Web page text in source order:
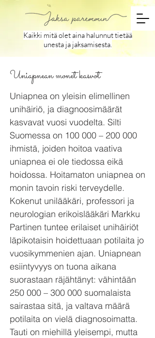
Kaikki mitä olet aina halunnut tietää
unesta ja jaksamisesta.
Uniapnean monet kasvot
Uniapnea on yleisin elimellinen
unihäiriö, ja diagnoosimäärät
kasvavat vuosi vuodelta. Silti
Suomessa on 100 000 – 200 000
ihmistä, joiden hoitoa vaativa
uniapnea ei ole tiedossa eikä
hoidossa. Hoitamaton uniapnea on
monin tavoin riski terveydelle.
Kokenut unilääkäri, professori ja
neurologian erikoislääkäri Markku
Partinen tuntee erilaiset unihäiriöt
läpikotaisin hoidettuaan potilaita jo
vuosikymmenien ajan. Uniapnean
esiintyvyys on tuona aikana
suorastaan räjähtänyt: vähintään
250 000 – 300 000 suomalaista
sairastaa sitä, ja valtava määrä
potilaita on vielä diagnosoimatta.
Tauti on miehillä yleisempi, mutta